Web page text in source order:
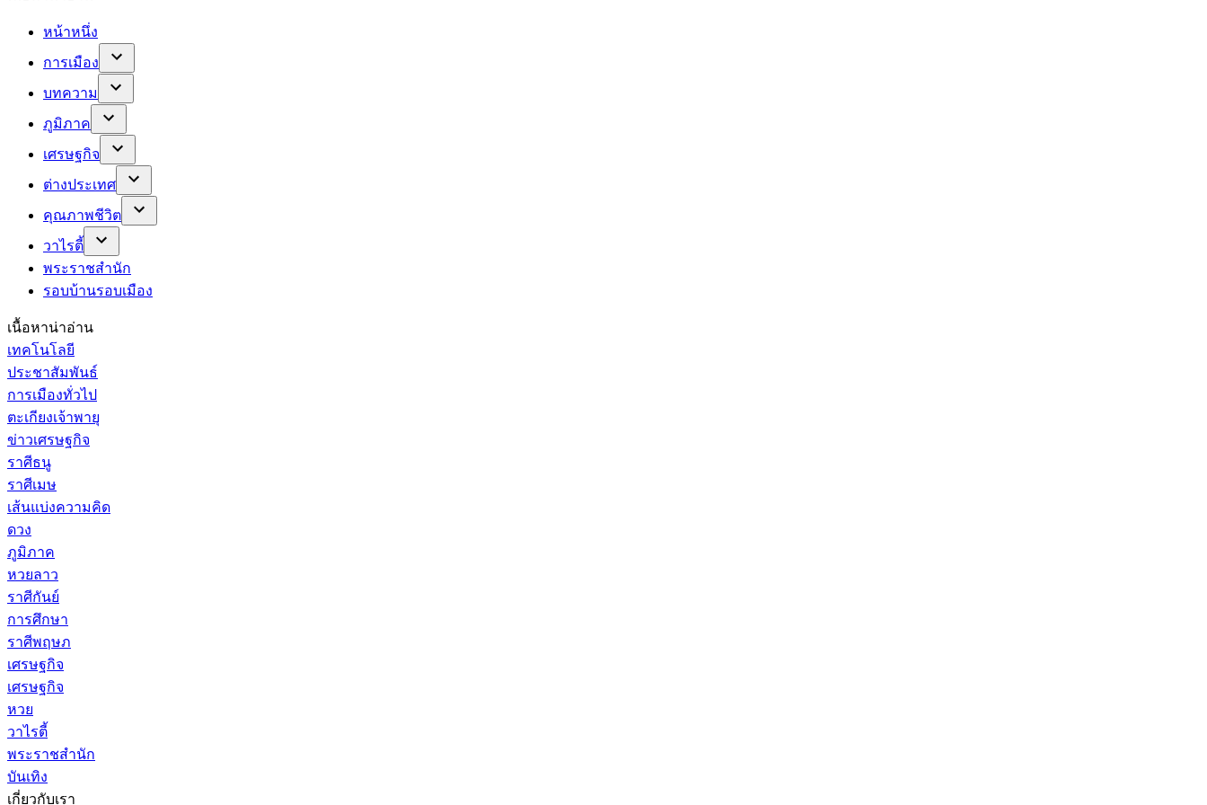
หน้าหนึ่ง
การเมือง
บทความ
ภูมิภาค
เศรษฐกิจ
ต่างประเทศ
คุณภาพชีวิต
วาไรตี้
พระราชสำนัก
รอบบ้านรอบเมือง
เนื้อหาน่าอ่าน
เทคโนโลยี
ประชาสัมพันธ์
การเมืองทั่วไป
ตะเกียงเจ้าพายุ
ข่าวเศรษฐกิจ
ราศีธนู
ราศีเมษ
เส้นแบ่งความคิด
ดวง
ภูมิภาค
หวยลาว
ราศีกันย์
การศึกษา
ราศีพฤษภ
เศรษฐกิจ
เศรษฐกิจ
หวย
วาไรตี้
พระราชสำนัก
บันเทิง
เกี่ยวกับเรา